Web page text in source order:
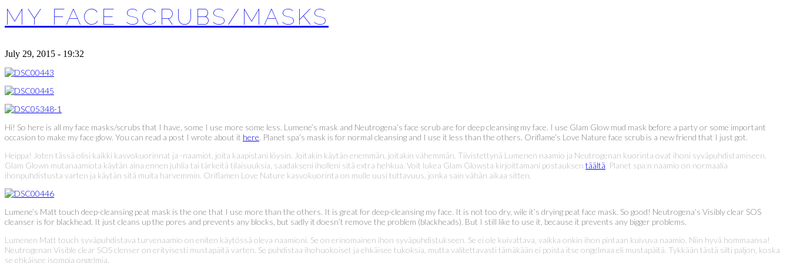
MY FACE SCRUBS/MASKS
July 29, 2015 - 19:32
Hi! So here is all my face masks/scrubs that I have, some I use more some less. Lumene’s mask and Neutrogena’s face scrub are for deep cleansing my face. I use Glam Glow mud mask before a party or some important
occasion to make my face glow. You can read a post I wrote about it here. Planet spa’s mask is for normal cleansing and I use it less than the others. Oriflame’s Love Nature face scrub is a new friend that I just got.
Heippa! Joten tässä olisi kaikki kasvokuorinnat ja -naamiot, joita kaapistani löysin. Joitakin käytän enemmän, joitakin vähemmän. Tiivistettynä Lumenen naamio ja Neutrogenan kuorinta ovat ihoni syväpuhdistamiseen.
Glam Glown mutanaamiota käytän aina ennen juhlia tai tärkeitä tilaisuuksia, saadakseni iholleni sitä extra hehkua. Voit lukea Glam Glowsta kirjoittamani postauksen täältä . Planet spa:n naamio on normaalia
ihonpuhdistusta varten ja käytän sitä muita harvemmin. Oriflamen Love Nature kasvokuorinta on mulle uusi tuttavuus, jonka sain vähän aikaa sitten.
Lumene’s Matt touch deep-cleansing peat mask is the one that I use more than the others. It is great for deep-cleansing my face. It is not too dry, wile it’s drying peat face mask. So good! Neutrogena’s Visibly clear SOS
cleanser is for blackhead. It just cleans up the pores and prevents any blocks, but sadly it doesn’t remove the problem (blackheads). But I still like to use it, because it prevents any bigger problems.
Lumenen Matt touch syväpuhdistava turvenaamio on eniten käytössä oleva naamioni. Se on erinomainen ihon syväpuhdistukseen. Se ei ole kuivattava, vaikka onkin ihon pintaan kuivuva naamio. Niin hyvä hommaansa!
Neutrogenan Visible clear SOS clenser on erityisesti mustapäitä varten. Se puhdistaa ihohuokoiset ja ehkäisee tukoksia, mutta valitettavasti tämäkään ei poista itse ongelmaa eli mustapäitä. Tykkään tästä silti paljon, koska
se ehkäisee isompia ongelmia.